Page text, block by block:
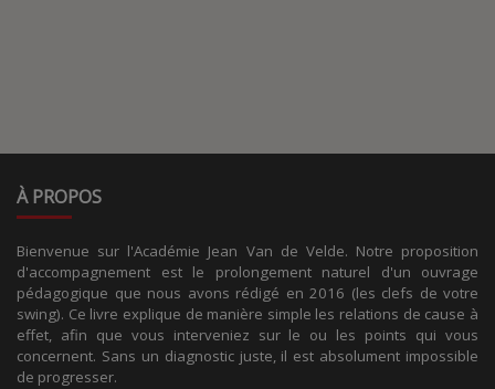
À PROPOS
Bienvenue sur l'Académie Jean Van de Velde. Notre proposition
d'accompagnement est le prolongement naturel d'un ouvrage
pédagogique que nous avons rédigé en 2016 (les clefs de votre
swing). Ce livre explique de manière simple les relations de cause à
effet, afin que vous interveniez sur le ou les points qui vous
concernent. Sans un diagnostic juste, il est absolument impossible
de progresser.